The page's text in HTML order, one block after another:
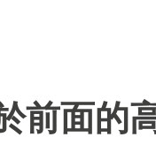
前面的